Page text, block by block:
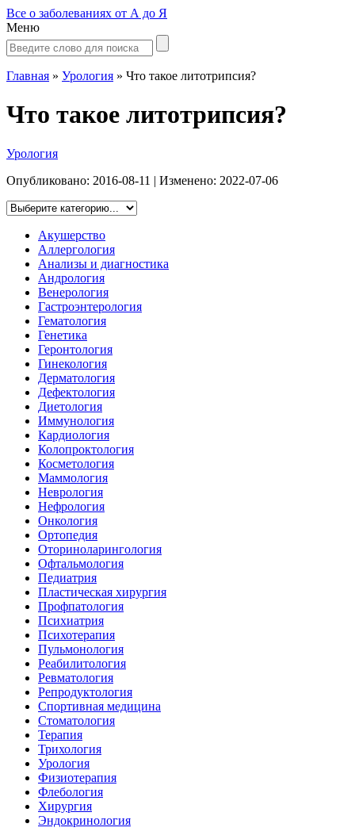
Все о заболеваниях от А до Я
Меню
Главная » Урология » Что такое литотрипсия?
Что такое литотрипсия?
Урология
Опубликовано: 2016-08-11 | Изменено: 2022-07-06
Акушерство
Аллергология
Анализы и диагностика
Андрология
Венерология
Гастроэнтерология
Гематология
Генетика
Геронтология
Гинекология
Дерматология
Дефектология
Диетология
Иммунология
Кардиология
Колопроктология
Косметология
Маммология
Неврология
Нефрология
Онкология
Ортопедия
Оториноларингология
Офтальмология
Педиатрия
Пластическая хирургия
Профпатология
Психиатрия
Психотерапия
Пульмонология
Реабилитология
Ревматология
Репродуктология
Спортивная медицина
Стоматология
Терапия
Трихология
Урология
Физиотерапия
Флебология
Хирургия
Эндокринология